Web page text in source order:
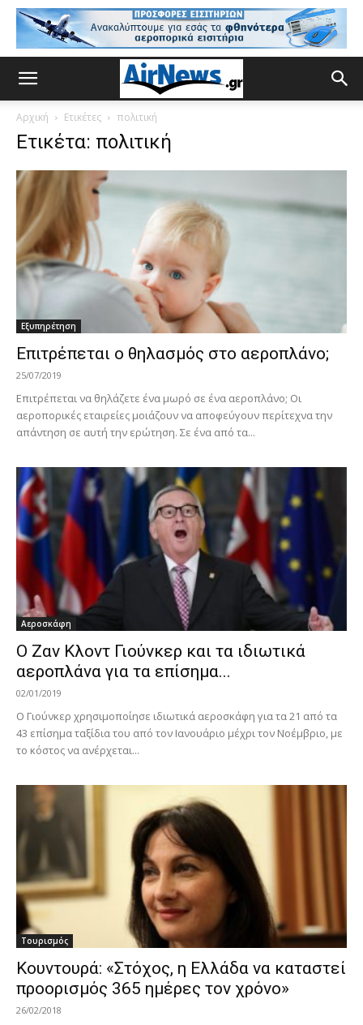
Αρχική Ετικέτες πολιτική
Ετικέτα: πολιτική
Εξυπηρέτηση
Επιτρέπεται ο θηλασμός στο αεροπλάνο;
25/07/2019
Επιτρέπεται να θηλάζετε ένα μωρό σε ένα αεροπλάνο; Οι
αεροπορικές εταιρείες μοιάζουν να αποφεύγουν περίτεχνα την
απάντηση σε αυτή την ερώτηση. Σε ένα από τα...
Αεροσκάφη
Ο Ζαν Κλοντ Γιούνκερ και τα ιδιωτικά
αεροπλάνα για τα επίσημα...
02/01/2019
Ο Γιούνκερ χρησιμοποίησε ιδιωτικά αεροσκάφη για τα 21 από τα
43 επίσημα ταξίδια του από τον Ιανουάριο μέχρι τον Νοέμβριο, με
το κόστος να ανέρχεται...
Τουρισμός
Κουντουρά: «Στόχος, η Ελλάδα να καταστεί
προορισμός 365 ημέρες τον χρόνο»
26/02/2018